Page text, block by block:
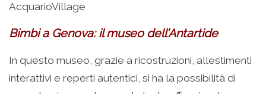
AcquarioVillage
Bimbi a Genova: il museo dell’Antartide
In questo museo, grazie a ricostruzioni, allestimenti
interattivi e reperti autentici, si ha la possibilità di